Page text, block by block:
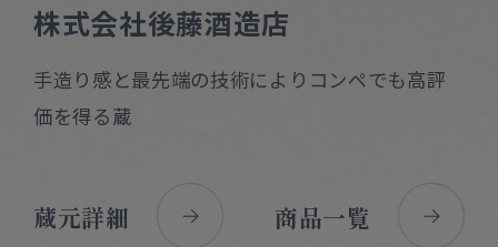
株式会社後藤酒造店
手造り感と最先端の技術によりコンペでも高評
価を得る蔵
蔵元詳細 商品一覧